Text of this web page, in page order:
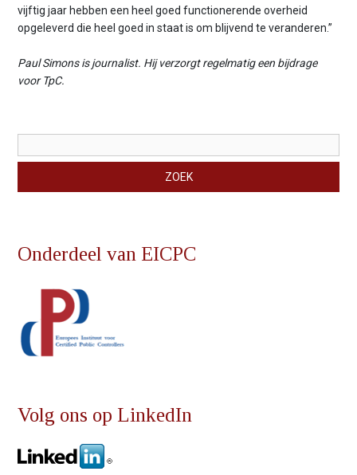
vijftig jaar hebben een heel goed functionerende overheid
opgeleverd die heel goed in staat is om blijvend te veranderen.”
Paul Simons is journalist. Hij verzorgt regelmatig een bijdrage
voor TpC.
ZOEK
Onderdeel van EICPC
Volg ons op LinkedIn